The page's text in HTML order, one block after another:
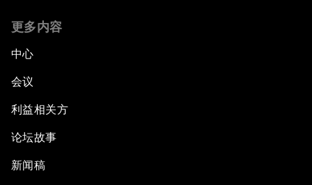
更多内容
中心
会议
利益相关方
论坛故事
新闻稿